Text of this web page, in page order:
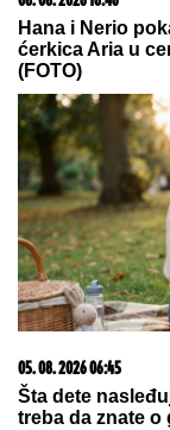
Hana i Nerio
ćerkica Aria u
(FOTO)
05. 08. 2026 06:45
Šta dete
treba da znate o